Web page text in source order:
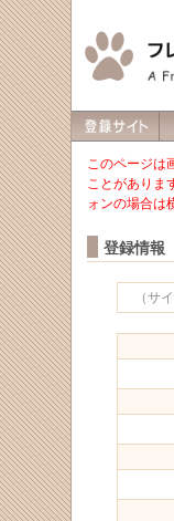
このページは
ことがありま
ォンの場合は
登録情報
（サ